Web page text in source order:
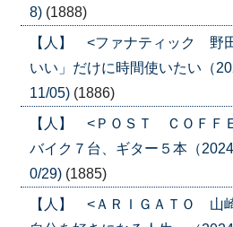
8) (1888)
【人】 <ファナティック 野
いい」だけに時間使いたい（
11/05) (1886)
【人】 <ＰＯＳＴ ＣＯＦＦ
バイク７台、ギター５本（
0/29) (1885)
【人】 <ＡＲＩＧＡＴＯ 山